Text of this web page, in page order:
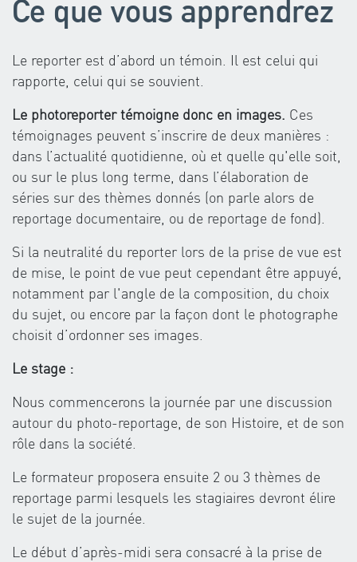
Ce que vous apprendrez
Le reporter est d’abord un témoin. Il est celui qui
rapporte, celui qui se souvient.
Le photoreporter témoigne donc en images. Ces
témoignages peuvent s’inscrire de deux manières :
dans l’actualité quotidienne, où et quelle qu'elle soit,
ou sur le plus long terme, dans l’élaboration de
séries sur des thèmes donnés (on parle alors de
reportage documentaire, ou de reportage de fond).
Si la neutralité du reporter lors de la prise de vue est
de mise, le point de vue peut cependant être appuyé,
notamment par l'angle de la composition, du choix
du sujet, ou encore par la façon dont le photographe
choisit d’ordonner ses images.
Le stage :
Nous commencerons la journée par une discussion
autour du photo-reportage, de son Histoire, et de son
rôle dans la société.
Le formateur proposera ensuite 2 ou 3 thèmes de
reportage parmi lesquels les stagiaires devront élire
le sujet de la journée.
Le début d’après-midi sera consacré à la prise de